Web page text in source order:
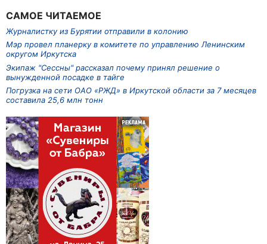
САМОЕ ЧИТАЕМОЕ
Журналистку из Бурятии отправили в колонию
Мэр провел планерку в комитете по управлению Ленинским
округом Иркутска
Экипаж "Сессны" рассказал почему принял решение о
вынужденной посадке в тайге
Погрузка на сети ОАО «РЖД» в Иркутской области за 7 месяцев
составила 25,6 млн тонн